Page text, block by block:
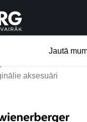
Jautā
aksesuāri